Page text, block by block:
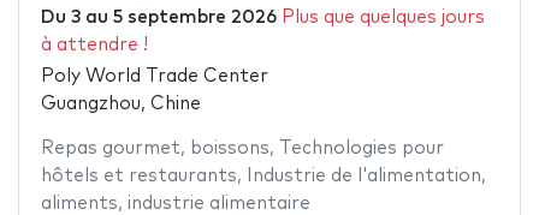
Du 3au 5 septembre 2026 Plus que quelques jours
à attendre !
Poly World Trade Center
Guangzhou, Chine
Repas gourmet, boissons,
Technologies pour
hôtels et restaurants, Industrie de l'alimentation,
aliments, industrie alimentaire